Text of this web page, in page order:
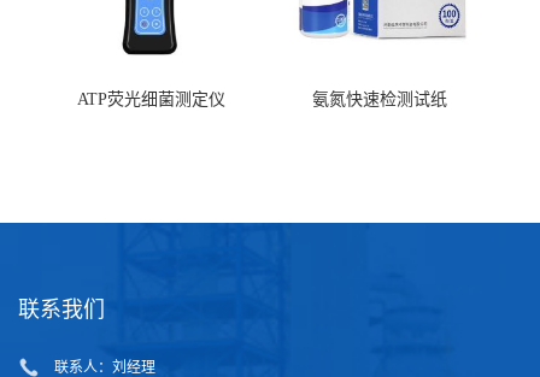
ATP荧光细菌测定仪 氨氮快速检测试纸
联系我们
联系人：刘经理